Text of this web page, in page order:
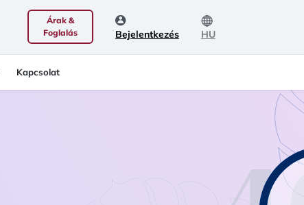
Árak &
Foglalás
Bejelentkezés HU
Kapcsolat